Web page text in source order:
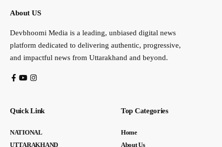
About US
Devbhoomi Media is a leading, unbiased digital news
platform dedicated to delivering authentic, progressive,
and impactful news from Uttarakhand and beyond.
Quick Link
NATIONAL
UTTARAKHAND
Top Categories
Home
About Us